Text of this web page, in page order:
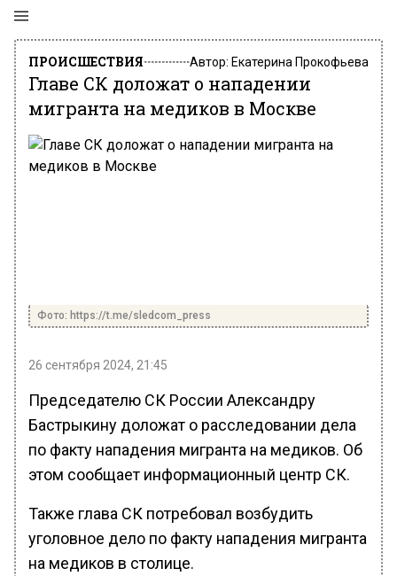
ПРОИСШЕСТВИЯ Автор: Екатерина Прокофьева
Главе СК доложат о нападении
мигранта на медиков в Москве
Фото: https://t.me/sledcom_press
26 сентября 2024, 21:45
Председателю СК России Александру
Бастрыкину доложат о расследовании дела
по факту нападения мигранта на медиков. Об
этом сообщает информационный центр СК.
Также глава СК потребовал возбудить
уголовное дело по факту нападения мигранта
на медиков в столице.